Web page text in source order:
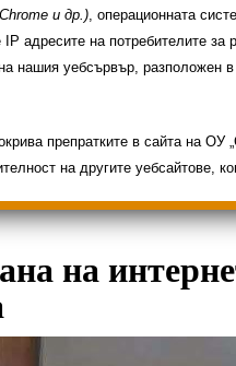
2025/2026
на
и др.), операционната
адресите на потребителите
нашия уебсървър,
препратките в сайта на
на другите уебсайтове,